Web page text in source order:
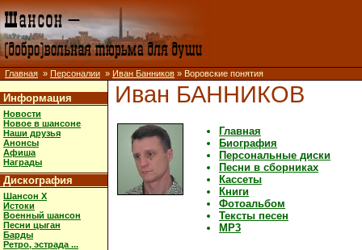
Главная » Персоналии » Иван Банников » Воровские понятия
Информация
Новости
Новое в шансоне
Наши друзья
Анонсы
Афиша
Награды
Дискография
Шансон X
Истоки
Военный шансон
Песни цыган
Барды
Ретро, эстрада ...
Иван БАННИКОВ
Главная
Биография
Персональные диски
Песни в сборниках
Кассеты
Книги
Фотоальбом
Тексты песен
MP3